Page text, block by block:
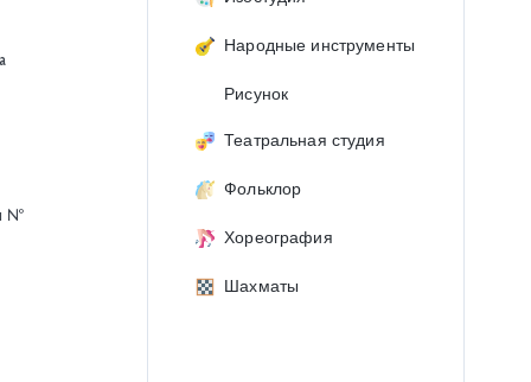
№
Народные инструменты
Рисунок
Театральная студия
Фольклор
Хореография
Шахматы